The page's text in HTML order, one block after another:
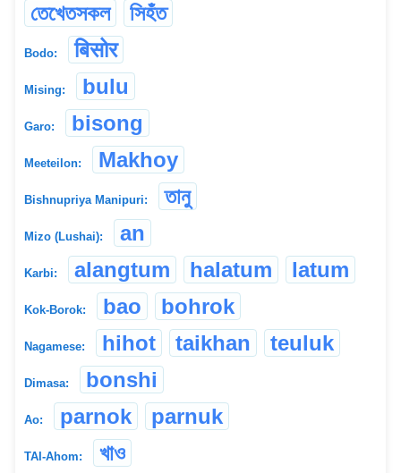
তেখেতসকল
সিহঁত
Bodo: बिसोर
Mising: bulu
Garo: bisong
Meeteilon: Makhoy
Bishnupriya Manipuri: তানু
Mizo (Lushai): an
Karbi: alangtum halatum latum
Kok-Borok: bao bohrok
Nagamese: hihot taikhan teuluk
Dimasa: bonshi
Ao: parnok parnuk
TAI-Ahom: খাও